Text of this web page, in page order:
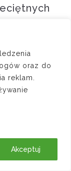
oraz do
reklam.
Akceptuj
jest w
niż